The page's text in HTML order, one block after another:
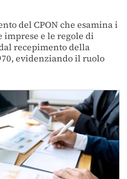
del CPON che esamina i
e le regole di
recepimento della
evidenziando il ruolo